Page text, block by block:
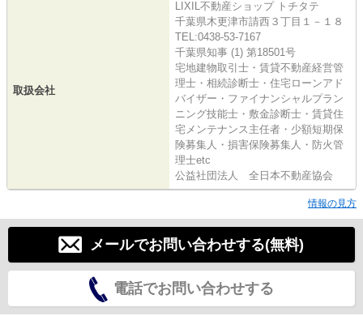
取扱会社
LIXIL不動産ショップ トチタテ
千葉県木更津市請西３丁目１－１８
TEL:0438-53-7167
千葉県知事 (1) 第18501号
宅地建物取引士・賃貸不動産経営管
理士・相続診断士・住宅ローンアド
バイザー・ファイナンシャルプラン
ニング技能士・敷金診断士・賃貸住
宅メンテナンス主任者・少額短期保
険募集人・損害保険募集人・防火管
理士etc
公益社団法人 全日本不動産協会
情報の見方
メールでお問い合わせする(無料)
電話でお問い合わせする